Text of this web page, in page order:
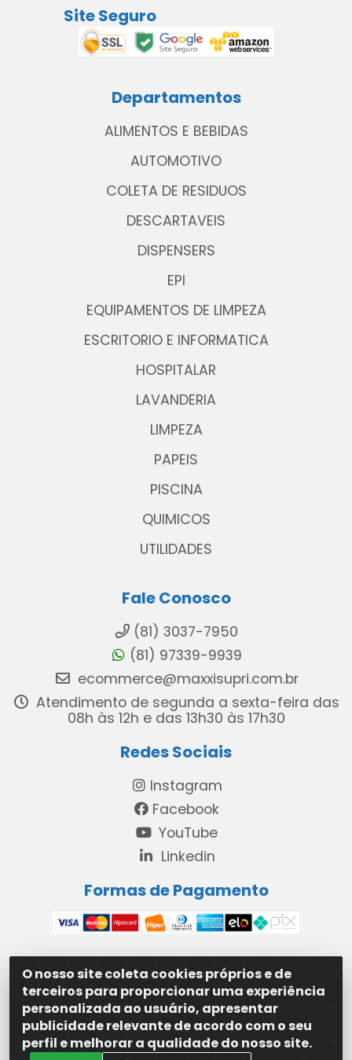
O nosso site coleta cookies próprios e de
terceiros para proporcionar uma experiência
personalizada ao usuário, apresentar
publicidade relevante de acordo com o seu
perfil e melhorar a qualidade do nosso site.
Site Seguro
Departamentos
ALIMENTOS E BEBIDAS
AUTOMOTIVO
COLETA DE RESIDUOS
DESCARTAVEIS
DISPENSERS
EPI
EQUIPAMENTOS DE LIMPEZA
ESCRITORIO E INFORMATICA
HOSPITALAR
LAVANDERIA
LIMPEZA
PAPEIS
PISCINA
QUIMICOS
UTILIDADES
Fale Conosco
(81) 3037-7950
(81) 97339-9939
ecommerce@maxxisupri.com.br
Atendimento de segunda a sexta-feira das
08h às 12h e das 13h30 às 17h30
Redes Sociais
Instagram
Facebook
YouTube
Linkedin
Formas de Pagamento
MAXXISUPRI COMÉRCIO DE SANEANTES LTDA - Avenida
Antônio Cabral de Souza, 2872 - Maranguape II -
Paulista/PE - CEP 53.421-420 - 31.329.180/0001-83